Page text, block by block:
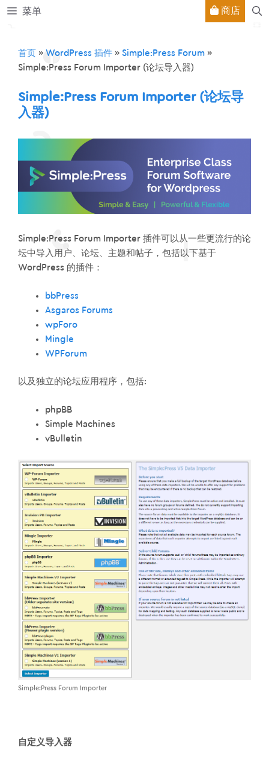
跳
菜单 商店
首页 » WordPress 插件 » Simple:Press Forum »
Simple:Press Forum Importer (论坛导入器)
Simple:Press Forum Importer (论坛导
入器)
Simple:Press Forum Importer 插件可以从一些更流行的论
坛中导入用户、论坛、主题和帖子，包括以下基于
WordPress 的插件：
bbPress
Asgaros Forums
wpForo
Mingle
WPForum
以及独立的论坛应用程序，包括:
phpBB
Simple Machines
vBulletin
Simple:Press Forum Importer
自定义导入器